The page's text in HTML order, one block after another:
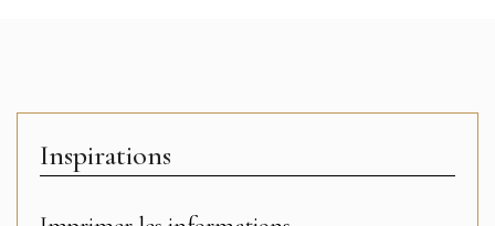
Inspirations